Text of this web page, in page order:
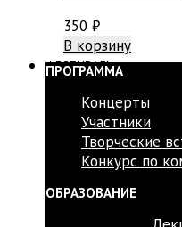
350 ₽
В корзину
ФЕСТИВАЛЬ
ПРОГРАММА
Концерты
Участники
Творческие
Конкурс по
ОБРАЗОВАНИЕ